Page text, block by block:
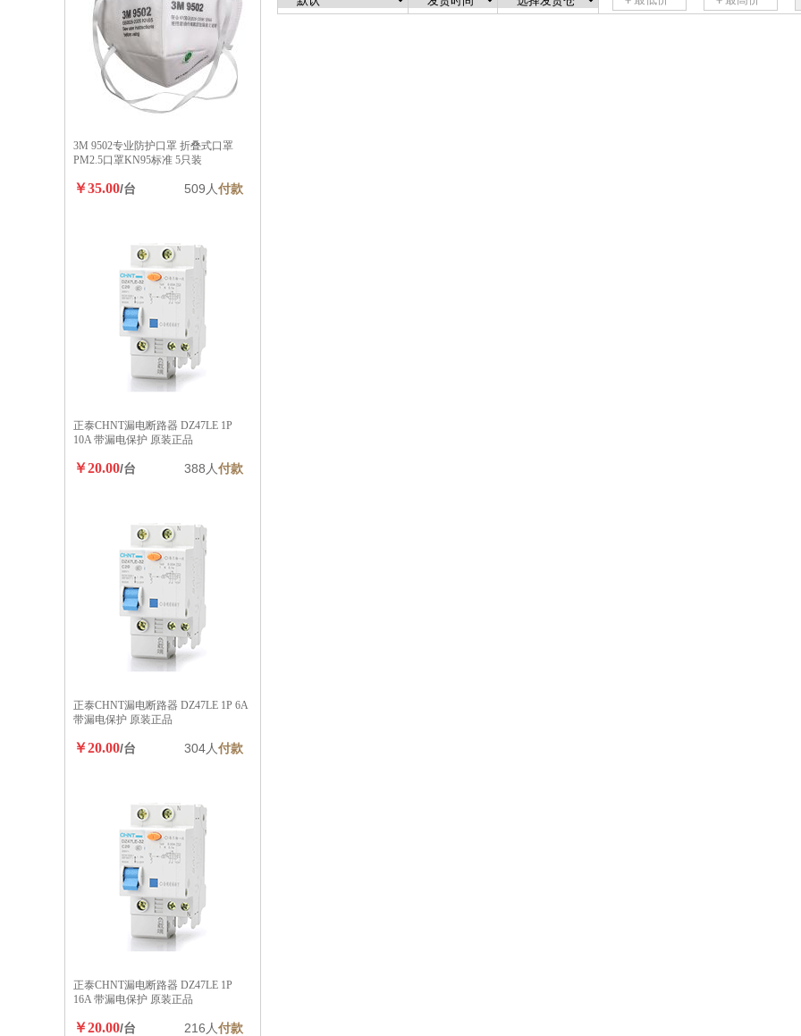
3M 9502专业防护口罩 折叠式口罩
PM2.5口罩KN95标准 5只装
￥35.00/台 509人付款
正泰CHNT漏电断路器 DZ47LE 1P
10A 带漏电保护 原装正品
￥20.00/台 388人付款
正泰CHNT漏电断路器 DZ47LE 1P 6A
带漏电保护 原装正品
￥20.00/台 304人付款
正泰CHNT漏电断路器 DZ47LE 1P
16A 带漏电保护 原装正品
￥20.00/台 216人付款